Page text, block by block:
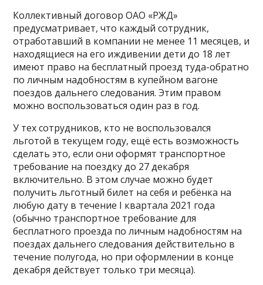
Коллективный договор ОАО «РЖД»
предусматривает, что каждый сотрудник,
отработавший в компании не менее 11 месяцев, и
находящиеся на его иждивении дети до 18 лет
имеют право на бесплатный проезд туда-обратно
по личным надобностям в купейном вагоне
поездов дальнего следования. Этим правом
можно воспользоваться один раз в год.
У тех сотрудников, кто не воспользовался
льготой в текущем году, ещё есть возможность
сделать это, если они оформят транспортное
требование на поездку до 27 декабря
включительно. В этом случае можно будет
получить льготный билет на себя и ребёнка на
любую дату в течение I квартала 2021 года
(обычно транспортное требование для
бесплатного проезда по личным надобностям на
поездах дальнего следования действительно в
течение полугода, но при оформлении в конце
декабря действует только три месяца).